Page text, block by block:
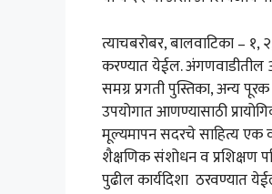
त्याचबरोबर, बालवाटिका – १,
करण्यात येईल. अंगणवाडीतील
समग्र प्रगती पुस्तिका, अन्य
उपयोगात आणण्यासाठी
मूल्यमापन सदरचे साहित्य एक
शैक्षणिक संशोधन व प्रशिक्षण
पुढील कार्यदिशा ठरवण्यात